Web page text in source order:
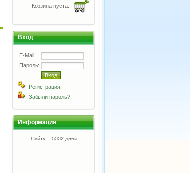
Корзина пуста.
Вход
E-Mail:
Пароль:
Регистрация
Забыли пароль?
Информация
Сайту 5332 дней